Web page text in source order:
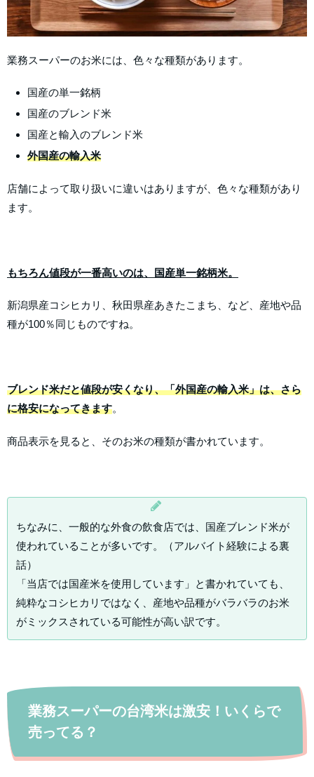
業務スーパーのお米には、色々な種類があります。
国産の単一銘柄
国産のブレンド米
国産と輸入のブレンド米
外国産の輸入米
店舗によって取り扱いに違いはありますが、色々な種類があり
ます。
もちろん値段が一番高いのは、国産単一銘柄米。
新潟県産コシヒカリ、秋田県産あきたこまち、など、産地や品
種が100％同じものですね。
ブレンド米だと値段が安くなり、「外国産の輸入米」は、さら
に格安になってきます。
商品表示を見ると、そのお米の種類が書かれています。
ちなみに、一般的な外食の飲食店では、国産ブレンド米が
使われていることが多いです。（アルバイト経験による裏
話）
「当店では国産米を使用しています」と書かれていても、
純粋なコシヒカリではなく、産地や品種がバラバラのお米
がミックスされている可能性が高い訳です。
業務スーパーの台湾米は激安！いくらで
売ってる？